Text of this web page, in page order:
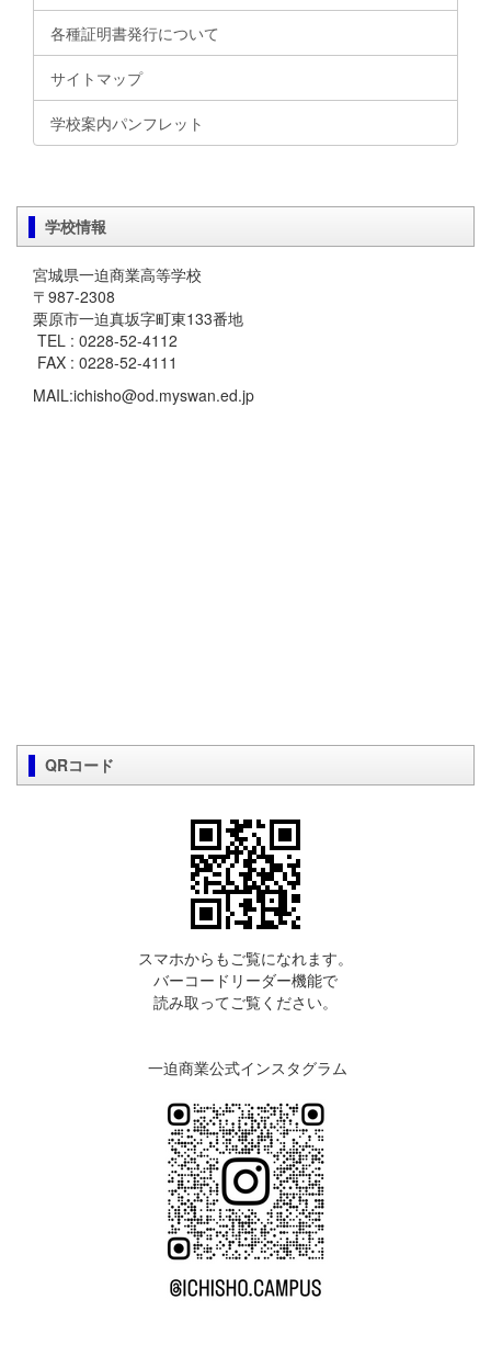
各種証明書発行について
サイトマップ
学校案内パンフレット
学校情報
宮城県一迫商業高等学校
〒987-2308
栗原市一迫真坂字町東133番地
TEL : 0228-52-4112
FAX : 0228-52-4111
MAIL:ichisho@od.myswan.ed.jp
QRコード
スマホからもご覧になれます。
バーコードリーダー機能で
読み取ってご覧ください。
一迫商業公式インスタグラム